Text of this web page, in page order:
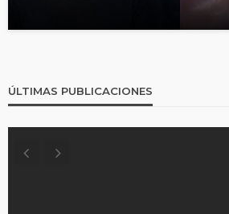
ÚLTIMAS PUBLICACIONES